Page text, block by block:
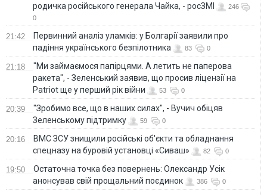
родичка російського генерала Чайка, - росЗМІ
246
0
21:42
Первинний аналіз уламків: у Болгарії заявили про
падіння українського безпілотника
83 0
21:18
"Ми займаємося папірцями. А летить не паперова
ракета", - Зеленський заявив, що просив ліцензії на
Patriot ще у перший рік війни
53 0
20:39
"Зробимо все, що в наших силах", - Вучич обіцяв
Зеленському підтримку
59 0
20:16
ВМС ЗСУ знищили російські об'єкти та обладнання
спецназу на буровій установці «Сиваш»
82 0
19:50
Остаточна точка без повернень: Олександр Усік
анонсував свій прощальний поєдинок
386 0